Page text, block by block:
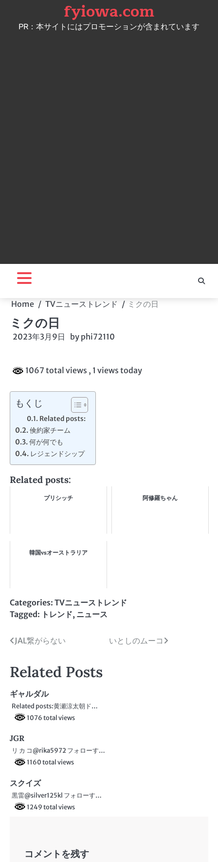
content
fyiowa.com
PR：本サイトにはプロモーションが含まれています
Home TVニューストレンド ミクの日
ミクの日
2023年3月9日 by phi72110
1067 total views , 1 views today
もくじ
Related posts:
倹約家チーム
何が何でも
レジェンドシップ
Related posts:
プリシッチ 阿修羅ちゃん
韓国vsオーストラリア
Categories: TVニューストレンド
Tagged: トレンド, ニュース
投
ナ
ビ
ゲ
シ
ョ
ン
JAL繋がらない いとしのムーコ
Related Posts
ギャルダル
Related posts:黄瀬涼太朝ド…
1076 total views
JGR
リ カ コ@rika5972 フォローす…
1160 total views
スクイズ
黒雷@silver125kl フォローす…
1249 total views
コメントを残す